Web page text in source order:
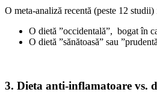
O meta‑analiză recentă (peste 12
O dietă ”occidentală”, bogat în
O dietă ”sănătoasă” sau
3. Dieta anti-inflamatoare vs.